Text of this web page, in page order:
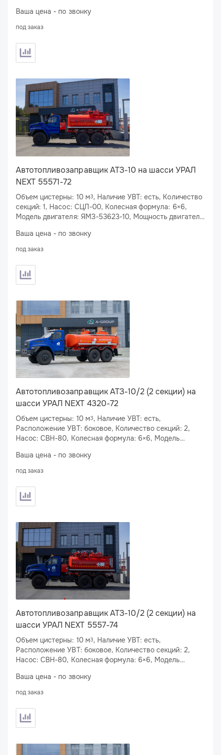
Ваша цена - по звонку
под заказ
Автотопливозаправщик АТЗ-10 на шасси УРАЛ
NEXT 55571-72
Объем цистерны: 10 м3, Наличие УВТ: есть, Количество
секций: 1, Насос: СЦЛ-00, Колесная формула: 6×6,
Модель двигателя: ЯМЗ-53623-10, Мощность двигателя:
Ваша цена - по звонку
под заказ
Автотопливозаправщик АТЗ-10/2 (2 секции) на
шасси УРАЛ NEXT 4320-72
Объем цистерны: 10 м3, Наличие УВТ: есть,
Расположение УВТ: боковое, Количество секций: 2,
Насос: СВН-80, Колесная формула: 6×6, Модель
л.с., Спальное место: нет
Ваша цена - по звонку
под заказ
Автотопливозаправщик АТЗ-10/2 (2 секции) на
шасси УРАЛ NEXT 5557-74
Объем цистерны: 10 м3, Наличие УВТ: есть,
Расположение УВТ: боковое, Количество секций: 2,
Насос: СВН-80, Колесная формула: 6×6, Модель
л.с., Спальное место: нет
Ваша цена - по звонку
под заказ